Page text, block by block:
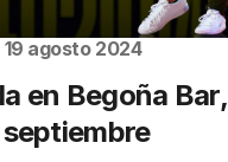
19 agosto 2024
en Begoña Bar,